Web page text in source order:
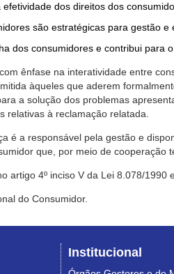
dos direitos dos
são estratégicas para gestão
dos consumidores e contribui para
ênfase na interatividade entre
àqueles que aderem
a solução dos problemas
relativas à reclamação relatada.
é a responsável pela gestão e
que, por meio de cooperação
4º inciso V da Lei 8.078/1990
do Consumidor.
Institucional